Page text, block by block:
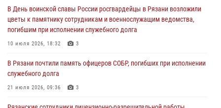
Росгвардии подвели результаты за 6 месяцев 2026 года (видео)
17 июля 2026, 14:52 1
Вневедомственная охрана подвела итоги деятельности
В День воинской славы России росгвардейцы в Рязани возложили
цветы к памятнику сотрудникам и военнослужащим ведомства,
погибшим при исполнении служебного долга
10 июля 2026, 18:32 3
В Рязани почтили память офицеров СОБР, погибших при исполнении
служебного долга
21 июля 2026, 09:36 3